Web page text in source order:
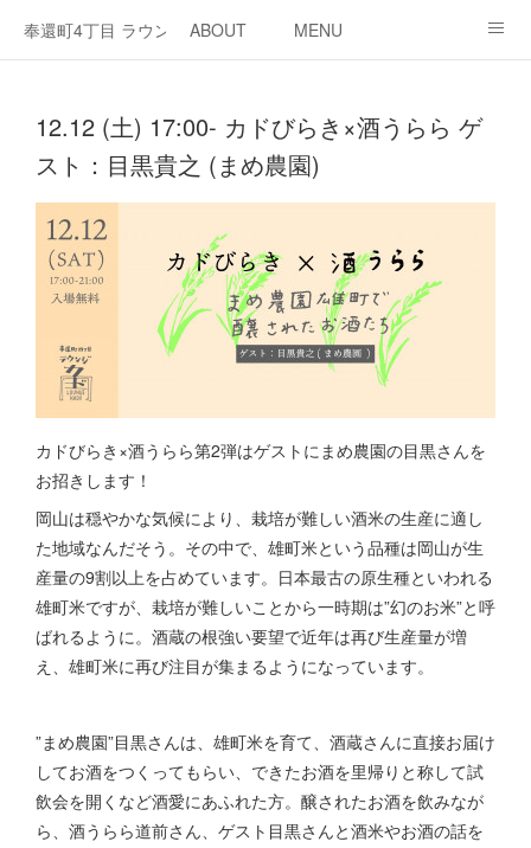
奉還町4丁目 ラウンジ・カド
ABOUT MENU
12.12 (土) 17:00- カドびらき×酒うらら ゲ
スト：目黒貴之 (まめ農園)
カドびらき×酒うらら第2弾はゲストにまめ農園の目黒さんを
お招きします！
岡山は穏やかな気候により、栽培が難しい酒米の生産に適し
た地域なんだそう。その中で、雄町米という品種は岡山が生
産量の9割以上を占めています。日本最古の原生種といわれる
雄町米ですが、栽培が難しいことから一時期は”幻のお米”と呼
ばれるように。酒蔵の根強い要望で近年は再び生産量が増
え、雄町米に再び注目が集まるようになっています。
”まめ農園”目黒さんは、雄町米を育て、酒蔵さんに直接お届け
してお酒をつくってもらい、できたお酒を里帰りと称して試
飲会を開くなど酒愛にあふれた方。醸されたお酒を飲みなが
ら、酒うらら道前さん、ゲスト目黒さんと酒米やお酒の話を